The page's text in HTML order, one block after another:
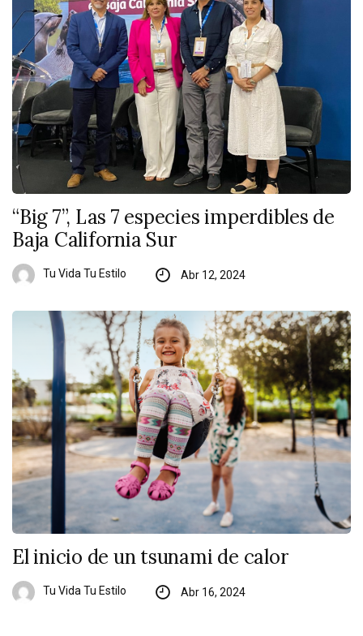
“Big 7”, Las 7 especies imperdibles de
Baja California Sur
Tu Vida Tu Estilo Abr 12, 2024
El inicio de un tsunami de calor
Tu Vida Tu Estilo Abr 16, 2024